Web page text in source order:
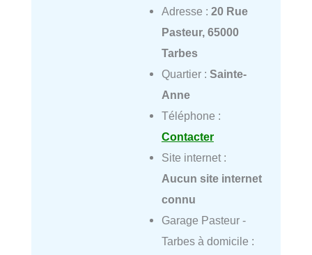
Adresse : 20 Rue
Pasteur, 65000
Tarbes
Quartier : Sainte-
Anne
Téléphone :
Contacter
Site internet :
Aucun site internet
connu
Garage Pasteur -
Tarbes à domicile :